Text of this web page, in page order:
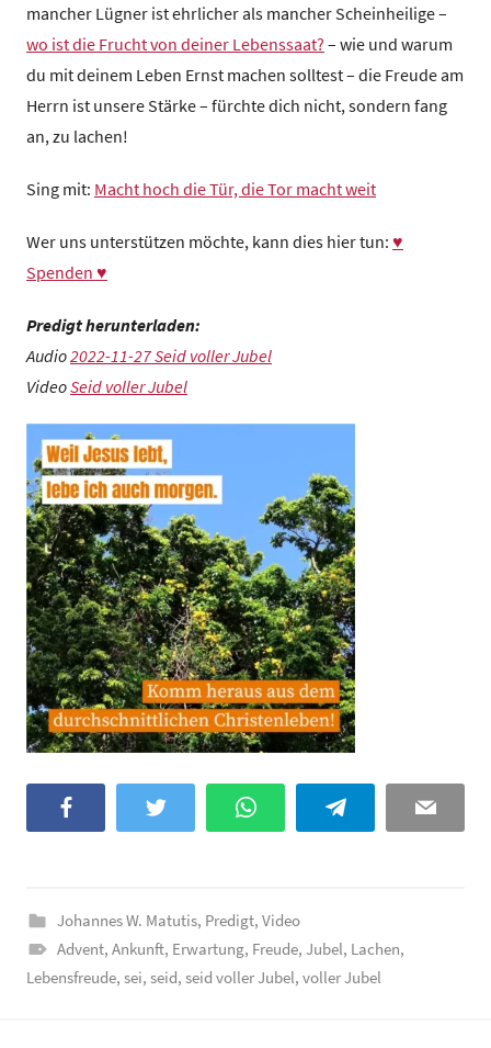
mancher Lügner ist ehrlicher als mancher Scheinheilige –
wo ist die Frucht von deiner Lebenssaat? – wie und warum
du mit deinem Leben Ernst machen solltest – die Freude am
Herrn ist unsere Stärke – fürchte dich nicht, sondern fang
an, zu lachen!
Sing mit: Macht hoch die Tür, die Tor macht weit
Wer uns unterstützen möchte, kann dies hier tun: ♥
Spenden ♥
Predigt herunterladen:
Audio2022-11-27 Seid voller Jubel
VideoSeid voller Jubel
Twitter WhatsApp Telegram Email
Johannes W. Matutis, Predigt, Video
Advent, Ankunft, Erwartung, Freude, Jubel, Lachen,
Lebensfreude, sei, seid, seid voller Jubel, voller Jubel